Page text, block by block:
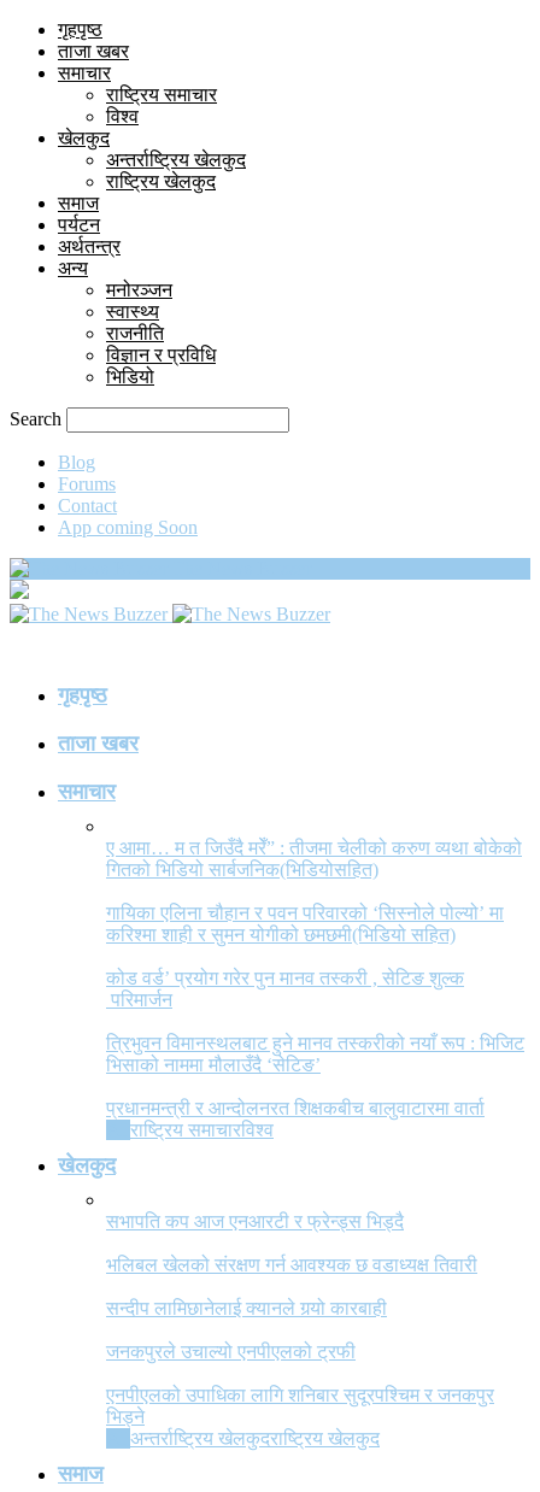
गृहपृष्ठ
ताजा खबर
समाचार
राष्ट्रिय समाचार
विश्व
खेलकुद
अन्तर्राष्ट्रिय खेलकुद
राष्ट्रिय खेलकुद
समाज
पर्यटन
अर्थतन्त्र
अन्य
मनोरञ्जन
स्वास्थ्य
राजनीति
विज्ञान र प्रविधि
भिडियो
Search
Blog
Forums
Contact
App coming Soon
गृहपृष्ठ
ताजा खबर
समाचार
ए आमा… म त जिउँदै मरेँ” : तीजमा चेलीको करुण व्यथा बोकेको
गितको भिडियो सार्बजनिक(भिडियोसहित)
गायिका एलिना चौहान र पवन परिवारको ‘सिस्नोले पोल्यो’ मा
करिश्मा शाही र सुमन योगीको छमछमी(भिडियो सहित)
कोड वर्ड’ प्रयोग गरेर पुन मानव तस्करी , सेटिङ शुल्क
परिमार्जन
त्रिभुवन विमानस्थलबाट हुने मानव तस्करीको नयाँ रूप : भिजिट
भिसाको नाममा मौलाउँदै ‘सेटिङ’
प्रधानमन्त्री र आन्दोलनरत शिक्षकबीच बालुवाटारमा वार्ता
राष्ट्रिय समाचारविश्व
खेलकुद
सभापति कप आज एनआरटी र फ्रेन्ड्स भिड्दै
भलिबल खेलको संरक्षण गर्न आवश्यक छ वडाध्यक्ष तिवारी
सन्दीप लामिछानेलाई क्यानले गर्‍यो कारबाही
जनकपुरले उचाल्यो एनपीएलको ट्रफी
एनपीएलको उपाधिका लागि शनिबार सुदूरपश्चिम र जनकपुर
भिड्ने
अन्तर्राष्ट्रिय खेलकुदराष्ट्रिय खेलकुद
समाज